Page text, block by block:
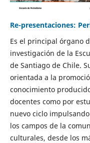
Re-presentaciones:
Es el principal órgano
investigación de la
de Santiago de Chile.
orientada a la
conocimiento
docentes como por
nuevo ciclo
los campos de la
culturales, desde los